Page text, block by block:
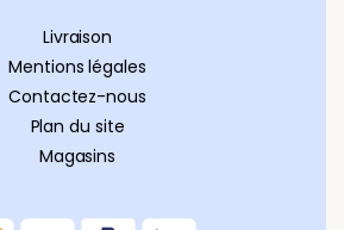
Livraison
Mentions légales
Contactez-nous
Plan du site
Magasins